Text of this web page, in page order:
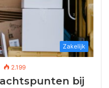
Zakelijk
2.199
bij